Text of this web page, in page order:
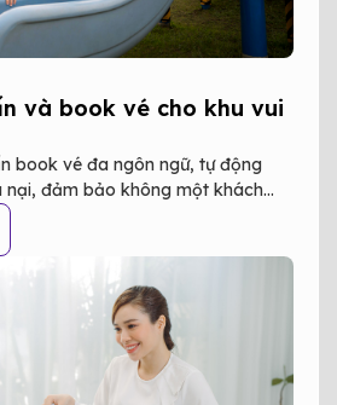
và book vé cho khu vui
book vé đa ngôn ngữ, tự động
nại, đảm bảo không một khách
hỗ trợ